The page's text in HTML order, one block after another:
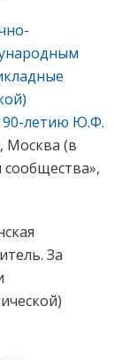
90-летию Ю.Ф.
Москва (в
За